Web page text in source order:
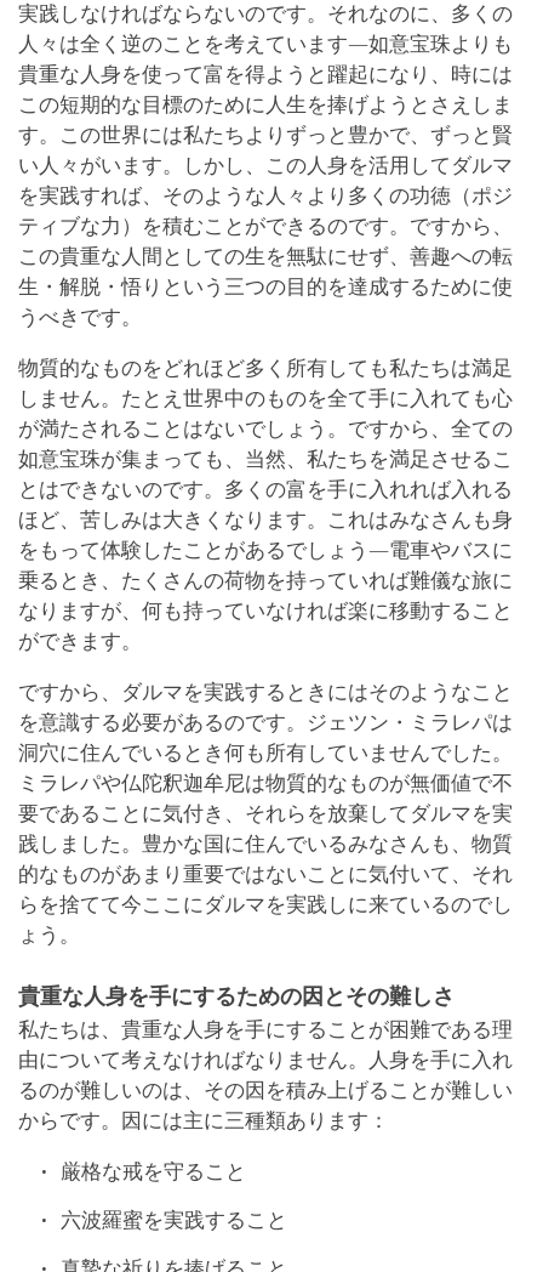
実践しなければならないのです。それなのに、多くの
人々は全く逆のことを考えています―如意宝珠よりも
貴重な人身を使って富を得ようと躍起になり、時には
この短期的な目標のために人生を捧げようとさえしま
す。この世界には私たちよりずっと豊かで、ずっと賢
い人々がいます。しかし、この人身を活用してダルマ
を実践すれば、そのような人々より多くの功徳（ポジ
ティブな力）を積むことができるのです。ですから、
この貴重な人間としての生を無駄にせず、善趣への転
生・解脱・悟りという三つの目的を達成するために使
うべきです。
物質的なものをどれほど多く所有しても私たちは満足
しません。たとえ世界中のものを全て手に入れても心
が満たされることはないでしょう。ですから、全ての
如意宝珠が集まっても、当然、私たちを満足させるこ
とはできないのです。多くの富を手に入れれば入れる
ほど、苦しみは大きくなります。これはみなさんも身
をもって体験したことがあるでしょう―電車やバスに
乗るとき、たくさんの荷物を持っていれば難儀な旅に
なりますが、何も持っていなければ楽に移動すること
ができます。
ですから、ダルマを実践するときにはそのようなこと
を意識する必要があるのです。ジェツン・ミラレパは
洞穴に住んでいるとき何も所有していませんでした。
ミラレパや仏陀釈迦牟尼は物質的なものが無価値で不
要であることに気付き、それらを放棄してダルマを実
践しました。豊かな国に住んでいるみなさんも、物質
的なものがあまり重要ではないことに気付いて、それ
らを捨てて今ここにダルマを実践しに来ているのでし
ょう。
貴重な人身を手にするための因とその難しさ
私たちは、貴重な人身を手にすることが困難である理
由について考えなければなりません。人身を手に入れ
るのが難しいのは、その因を積み上げることが難しい
からです。因には主に三種類あります：
厳格な戒を守ること
六波羅蜜を実践すること